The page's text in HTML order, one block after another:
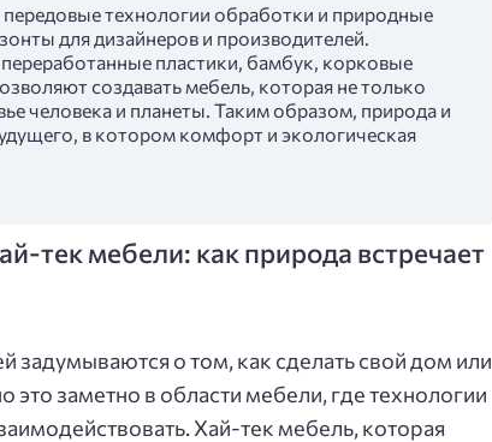
технологии обработки и природные
для дизайнеров и производителей.
пластики, бамбук, корковые
создавать мебель, которая не только
человека и планеты. Таким образом, природа и
в котором комфорт и экологическая
тек мебели: как природа встречает
о том, как сделать свой дом или
заметно в области мебели, где технологии
Хай-тек мебель, которая